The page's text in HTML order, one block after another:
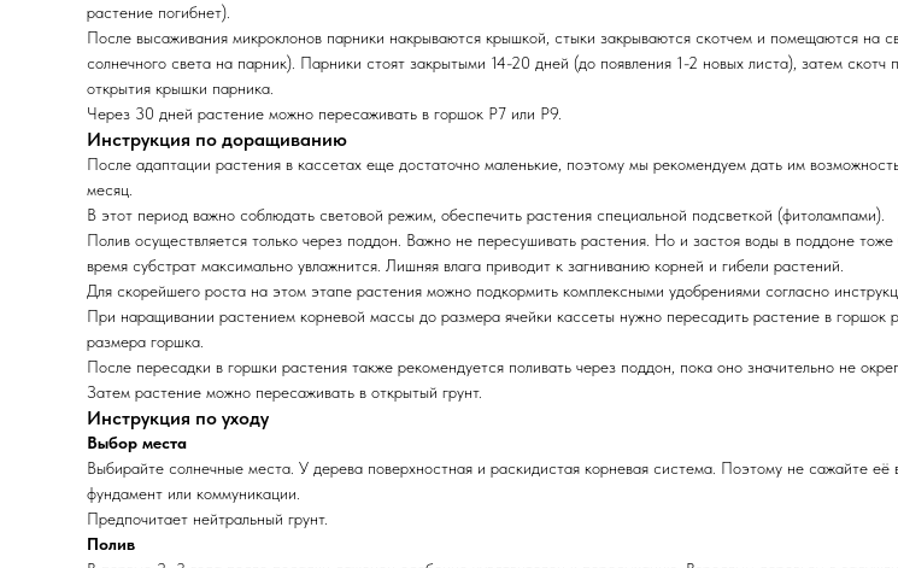
растение погибнет).
После высаживания микроклонов парники накрываются крышкой, стыки закрываются скотчем и помещаются на
солнечного света на парник). Парники стоят закрытыми 14-20 дней (до появления 1-2 новых листа), затем
открытия крышки парника.
Через 30 дней растение можно пересаживать в горшок Р7 или Р9.
Инструкция по доращиванию
После адаптации растения в кассетах еще достаточно маленькие, поэтому мы рекомендуем дать им
месяц.
В этот период важно соблюдать световой режим, обеспечить растения специальной подсветкой (фитолампами).
Полив осуществляется только через поддон. Важно не пересушивать растения. Но и застоя воды в поддоне
время субстрат максимально увлажнится. Лишняя влага приводит к загниванию корней и гибели растений.
Для скорейшего роста на этом этапе растения можно подкормить комплексными удобрениями согласно
При наращивании растением корневой массы до размера ячейки кассеты нужно пересадить растение в
размера горшка.
После пересадки в горшки растения также рекомендуется поливать через поддон, пока оно значительно не
Затем растение можно пересаживать в открытый грунт.
Инструкция по уходу
Выбор места
Выбирайте солнечные места. У дерева поверхностная и раскидистая корневая система. Поэтому не сажайте
фундамент или коммуникации.
Предпочитает нейтральный грунт.
Полив